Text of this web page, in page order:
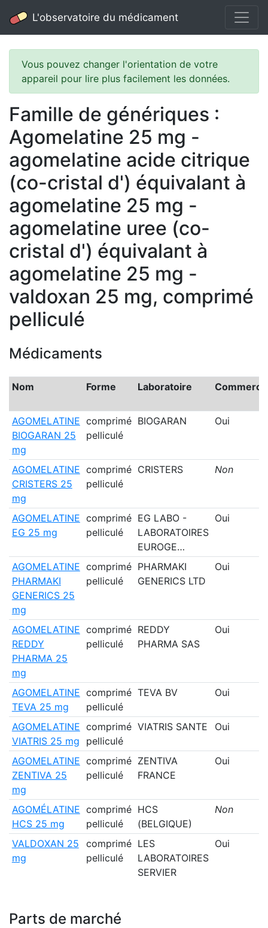
L'observatoire du médicament
Vous pouvez changer l'orientation de votre
appareil pour lire plus facilement les données.
Famille de génériques :
Agomelatine 25 mg -
agomelatine acide citrique
(co-cristal d') équivalant à
agomelatine 25 mg -
agomelatine uree (co-
cristal d') équivalant à
agomelatine 25 mg -
valdoxan 25 mg, comprimé
pelliculé
Médicaments
Nom Forme Laboratoire
AGOMELATINE
BIOGARAN 25
mg
comprimé
pelliculé
BIOGARAN Oui
AGOMELATINE
CRISTERS 25
mg
comprimé
pelliculé
CRISTERS Non
AGOMELATINE
EG 25 mg
comprimé
pelliculé
EG LABO -
LABORATOIRES
EUROGE…
Oui
AGOMELATINE
PHARMAKI
GENERICS 25
mg
comprimé
pelliculé
PHARMAKI
GENERICS LTD
Oui
AGOMELATINE
REDDY
PHARMA 25
mg
comprimé
pelliculé
REDDY
PHARMA SAS
Oui
AGOMELATINE
TEVA 25 mg
comprimé
pelliculé
TEVA BV Oui
AGOMELATINE
VIATRIS 25 mg
comprimé
pelliculé
VIATRIS SANTE Oui
AGOMELATINE
ZENTIVA 25
mg
comprimé
pelliculé
ZENTIVA
FRANCE
Oui
AGOMÉLATINE
HCS 25 mg
comprimé
pelliculé
HCS
(BELGIQUE)
Non
VALDOXAN 25
mg
comprimé
pelliculé
LES
LABORATOIRES
SERVIER
Oui
Parts de marché